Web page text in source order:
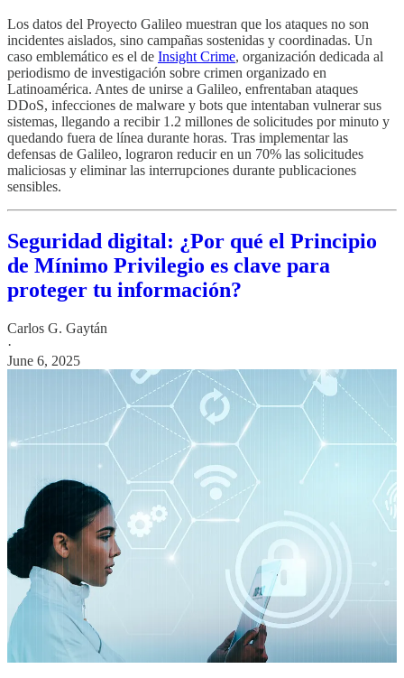
Los datos del Proyecto Galileo muestran que los ataques no son
incidentes aislados, sino campañas sostenidas y coordinadas. Un
caso emblemático es el de Insight Crime, organización dedicada al
periodismo de investigación sobre crimen organizado en
Latinoamérica. Antes de unirse a Galileo, enfrentaban ataques
DDoS, infecciones de malware y bots que intentaban vulnerar sus
sistemas, llegando a recibir 1.2 millones de solicitudes por minuto y
quedando fuera de línea durante horas. Tras implementar las
defensas de Galileo, lograron reducir en un 70% las solicitudes
maliciosas y eliminar las interrupciones durante publicaciones
sensibles.
Seguridad digital: ¿Por qué el Principio
de Mínimo Privilegio es clave para
proteger tu información?
Carlos G. Gaytán
·
June 6, 2025